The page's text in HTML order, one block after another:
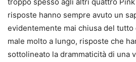
risposte hanno sempre avuto un
evidentemente mai chiusa del tutto
male molto a lungo, risposte che
sottolineato la drammaticità di una